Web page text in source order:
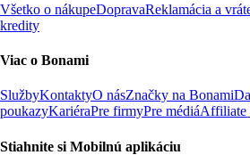
Všetko o nákupeDopravaReklamácia a
kredity
Viac o Bonami
SlužbyKontaktyO násZnačky na Bonami
poukazyKariéraPre firmyPre médiáAffiliate
Stiahnite si Mobilnú aplikáciu